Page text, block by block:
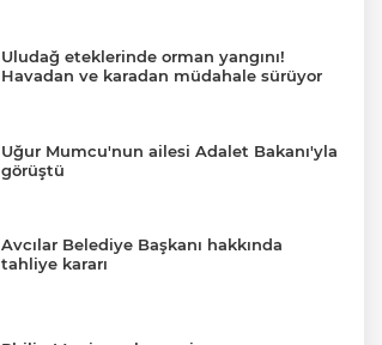
Uludağ eteklerinde orman yangını!
Havadan ve karadan müdahale sürüyor
Uğur Mumcu'nun ailesi Adalet Bakanı'yla
görüştü
Avcılar Belediye Başkanı hakkında
tahliye kararı